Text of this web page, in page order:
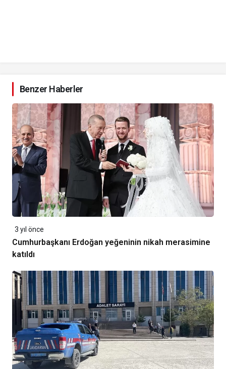
Benzer Haberler
3 yıl önce
Cumhurbaşkanı Erdoğan yeğeninin nikah merasimine
katıldı